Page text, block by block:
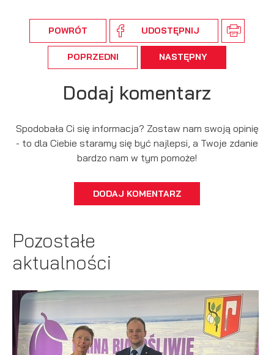
POWRÓT UDOSTĘPNIJ
POPRZEDNI NASTĘPNY
Dodaj komentarz
Spodobała Ci się informacja? Zostaw nam swoją opinię
- to dla Ciebie staramy się być najlepsi, a Twoje zdanie
bardzo nam w tym pomoże!
DODAJ KOMENTARZ
Pozostałe
aktualności